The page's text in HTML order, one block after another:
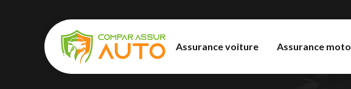
Assurance voiture Assurance moto